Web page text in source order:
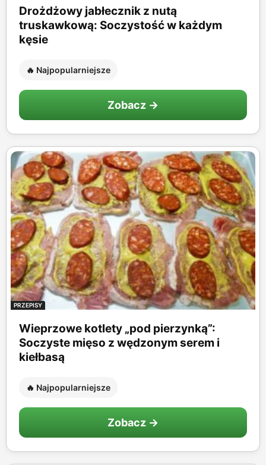
Drożdżowy jabłecznik z nutą
truskawkową: Soczystość w każdym
kęsie
🔥 Najpopularniejsze
Zobacz →
PRZEPISY
Wieprzowe kotlety „pod pierzynką”:
Soczyste mięso z wędzonym serem i
kiełbasą
🔥 Najpopularniejsze
Zobacz →